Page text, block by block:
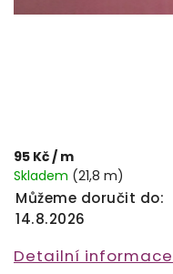
95 Kč/ m
Skladem (21,8 m)
Můžeme doručit do:
14.8.2026
Detailní informace